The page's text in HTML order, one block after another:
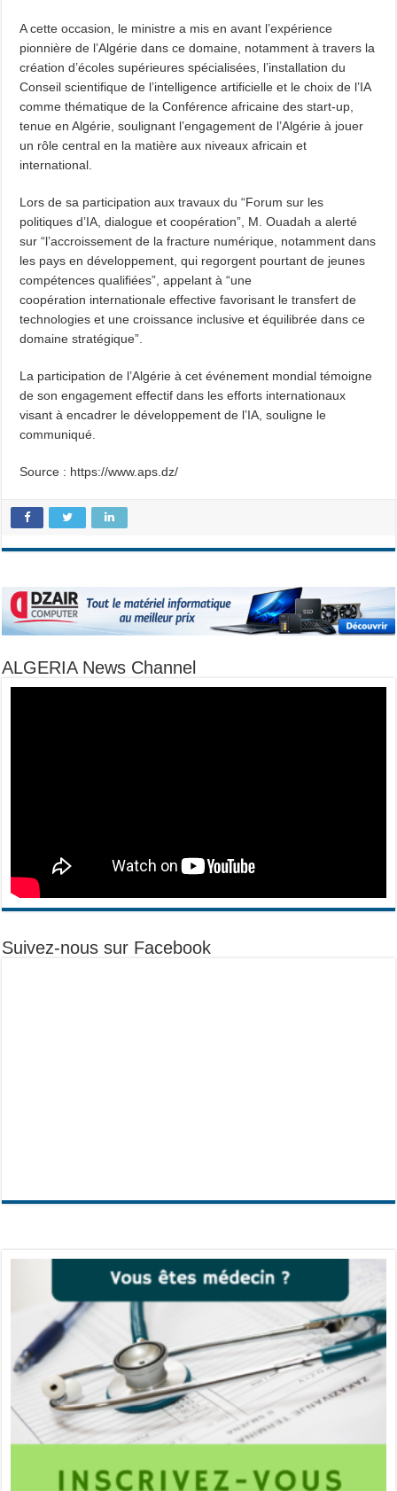
A cette occasion, le ministre a mis en avant l’expérience
pionnière de l’Algérie dans ce domaine, notamment à travers la
création d’écoles supérieures spécialisées, l’installation du
Conseil scientifique de l’intelligence artificielle et le choix de l’IA
comme thématique de la Conférence africaine des start-up,
tenue en Algérie, soulignant l’engagement de l’Algérie à jouer
un rôle central en la matière aux niveaux africain et
international.
Lors de sa participation aux travaux du “Forum sur les
politiques d’IA, dialogue et coopération”, M. Ouadah a alerté
sur “l’accroissement de la fracture numérique, notamment dans
les pays en développement, qui regorgent pourtant de jeunes
compétences qualifiées”, appelant à “une
coopération internationale effective favorisant le transfert de
technologies et une croissance inclusive et équilibrée dans ce
domaine stratégique”.
La participation de l’Algérie à cet événement mondial témoigne
de son engagement effectif dans les efforts internationaux
visant à encadrer le développement de l’IA, souligne le
communiqué.
Source : https://www.aps.dz/
ALGERIA News Channel
Suivez-nous sur Facebook